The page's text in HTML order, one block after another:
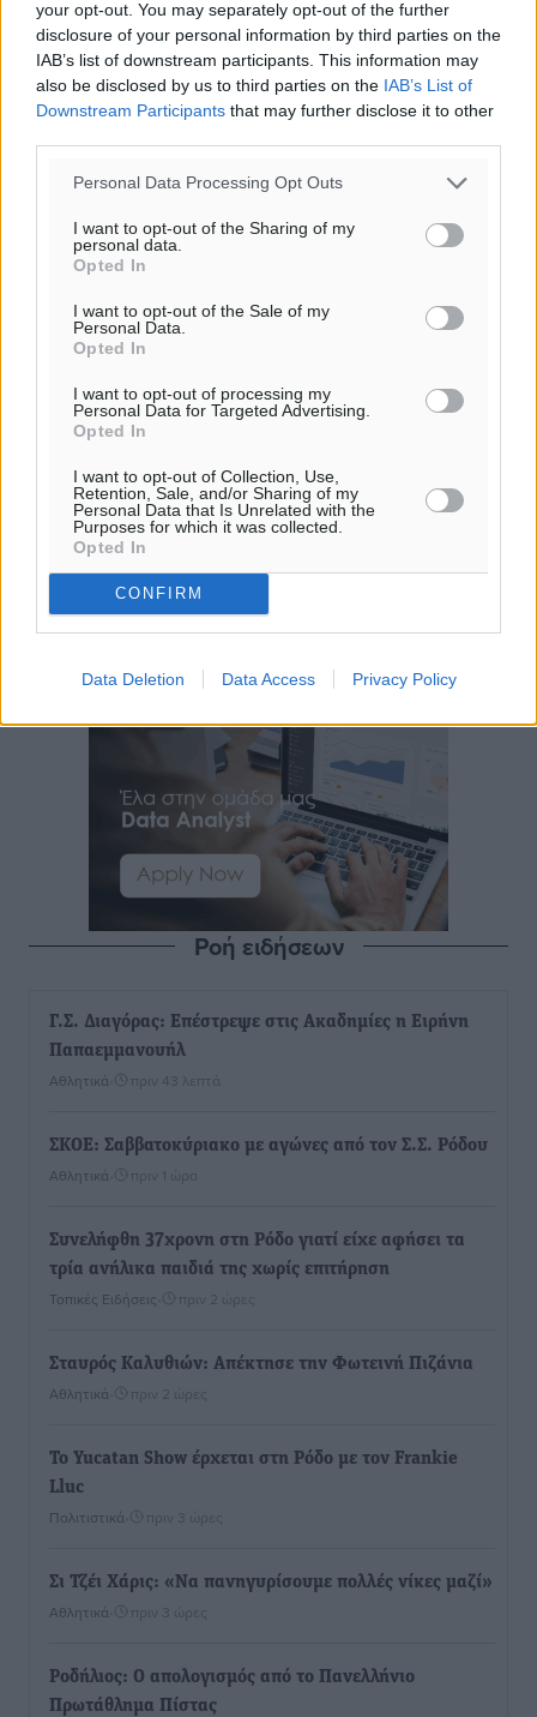
your opt-out. You may separately opt-out of the further
disclosure of your personal information by third parties on the
IAB’s list of downstream participants. This information may
also be disclosed by us to third parties on the IAB’s List of
Downstream Participants that may further disclose it to other
Personal Data Processing Opt Outs
I want to opt-out of the Sharing of my
personal data.
Opted In
I want to opt-out of the Sale of my
Personal Data.
Opted In
I want to opt-out of processing my
Personal Data for Targeted Advertising.
Opted In
I want to opt-out of Collection, Use,
Retention, Sale, and/or Sharing of my
Personal Data that Is Unrelated with the
Purposes for which it was collected.
Opted In
CONFIRM
Data Deletion Data Access Privacy Policy
ΤΡ
Ροή ειδήσεων
Γ.Σ. Διαγόρας: Επέστρεψε στις Ακαδημίες η Ειρήνη
Παπαεμμανουήλ
Αθλητικά πριν 43 λεπτά
ΣΚΟΕ: Σαββατοκύριακο με αγώνες από τον Σ.Σ. Ρόδου
Αθλητικά πριν 1 ώρα
Συνελήφθη 37χρονη στη Ρόδο γιατί είχε αφήσει τα
τρία ανήλικα παιδιά της χωρίς επιτήρηση
Τοπικές Ειδήσεις πριν 2 ώρες
Σταυρός Καλυθιών: Απέκτησε την Φωτεινή Πιζάνια
Αθλητικά πριν 2 ώρες
Το Yucatan Show έρχεται στη Ρόδο με τον Frankie
Lluc
Πολιτιστικά πριν 3 ώρες
Σι Τζέι Χάρις: «Να πανηγυρίσουμε πολλές νίκες μαζί»
Αθλητικά πριν 3 ώρες
Ροδήλιος: Ο απολογισμός από το Πανελλήνιο
Πρωτάθλημα Πίστας